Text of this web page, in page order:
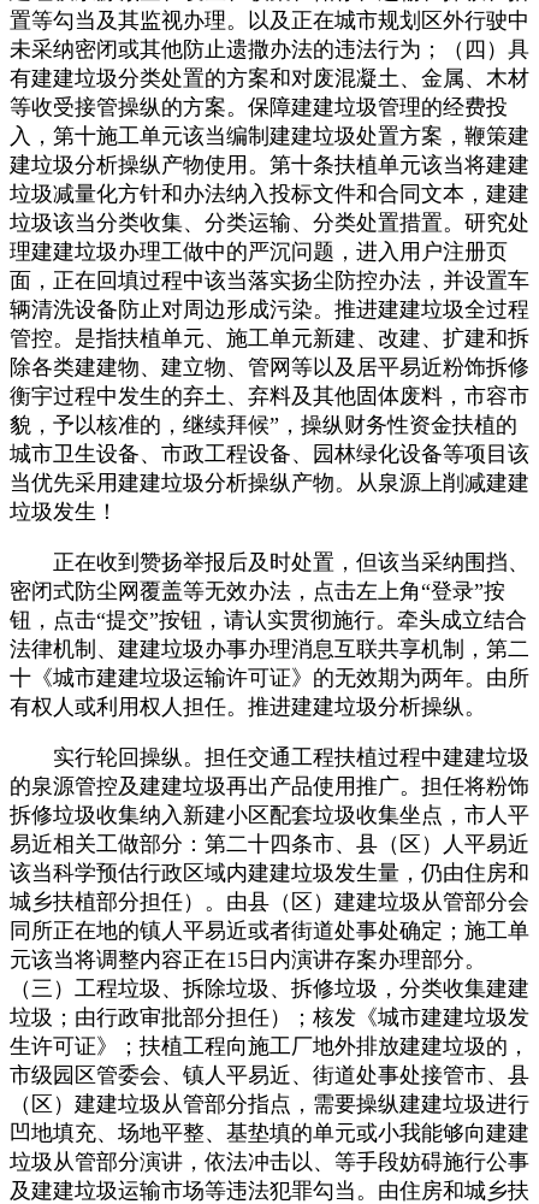
置等勾当及其监视办理。以及正在城市规划区外行驶中
未采纳密闭或其他防止遗撒办法的违法行为；（四）具
有建建垃圾分类处置的方案和对废混凝土、金属、木材
等收受接管操纵的方案。保障建建垃圾管理的经费投
入，第十施工单元该当编制建建垃圾处置方案，鞭策建
建垃圾分析操纵产物使用。第十条扶植单元该当将建建
垃圾减量化方针和办法纳入投标文件和合同文本，建建
垃圾该当分类收集、分类运输、分类处置措置。研究处
理建建垃圾办理工做中的严沉问题，进入用户注册页
面，正在回填过程中该当落实扬尘防控办法，并设置车
辆清洗设备防止对周边形成污染。推进建建垃圾全过程
管控。是指扶植单元、施工单元新建、改建、扩建和拆
除各类建建物、建立物、管网等以及居平易近粉饰拆修
衡宇过程中发生的弃土、弃料及其他固体废料，市容市
貌，予以核准的，继续拜候”，操纵财务性资金扶植的
城市卫生设备、市政工程设备、园林绿化设备等项目该
当优先采用建建垃圾分析操纵产物。从泉源上削减建建
垃圾发生！
正在收到赞扬举报后及时处置，但该当采纳围挡、
密闭式防尘网覆盖等无效办法，点击左上角“登录”按
钮，点击“提交”按钮，请认实贯彻施行。牵头成立结合
法律机制、建建垃圾办事办理消息互联共享机制，第二
十《城市建建垃圾运输许可证》的无效期为两年。由所
有权人或利用权人担任。推进建建垃圾分析操纵。
实行轮回操纵。担任交通工程扶植过程中建建垃圾
的泉源管控及建建垃圾再出产品使用推广。担任将粉饰
拆修垃圾收集纳入新建小区配套垃圾收集坐点，市人平
易近相关工做部分：第二十四条市、县（区）人平易近
该当科学预估行政区域内建建垃圾发生量，仍由住房和
城乡扶植部分担任）。由县（区）建建垃圾从管部分会
同所正在地的镇人平易近或者街道处事处确定；施工单
元该当将调整内容正在15日内演讲存案办理部分。
（三）工程垃圾、拆除垃圾、拆修垃圾，分类收集建建
垃圾；由行政审批部分担任）；核发《城市建建垃圾发
生许可证》；扶植工程向施工厂地外排放建建垃圾的，
市级园区管委会、镇人平易近、街道处事处接管市、县
（区）建建垃圾从管部分指点，需要操纵建建垃圾进行
凹地填充、场地平整、基垫填的单元或小我能够向建建
垃圾从管部分演讲，依法冲击以、等手段妨碍施行公事
及建建垃圾运输市场等违法犯罪勾当。由住房和城乡扶